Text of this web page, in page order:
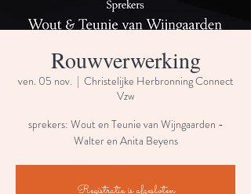
Rouwverwerking
ven. 05 nov.
  |
Christelijke Herbronning Connect
Vzw
sprekers: Wout en Teunie van Wijngaarden -
Walter en Anita Beyens